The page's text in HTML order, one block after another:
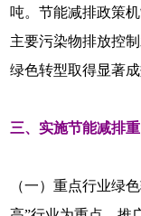
吨。节能减排政策
主要污染物排放控
绿色转型取得显著成
三、实施节能减排
（一）重点行业绿